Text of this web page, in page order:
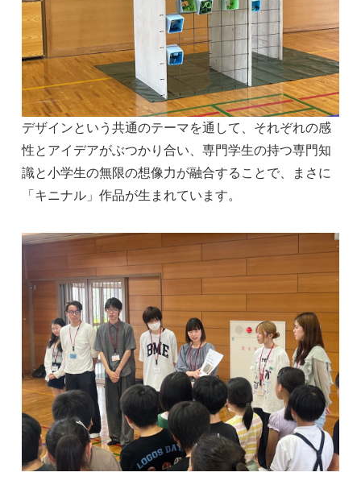
デザインという共通のテーマを通して、それぞれの感
性とアイデアがぶつかり合い、専門学生の持つ専門知
識と小学生の無限の想像力が融合することで、まさに
「キニナル」作品が生まれています。